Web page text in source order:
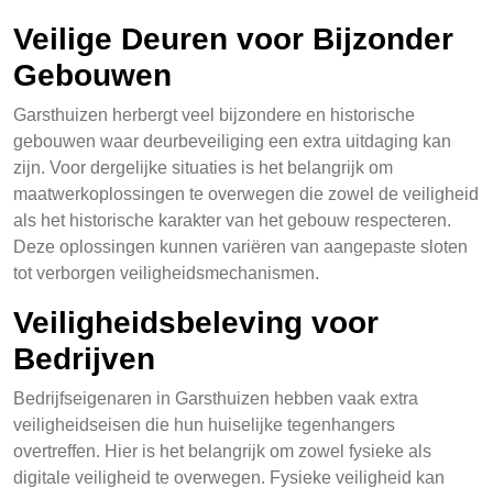
Veilige Deuren voor Bijzonder
Gebouwen
Garsthuizen herbergt veel bijzondere en historische
gebouwen waar deurbeveiliging een extra uitdaging kan
zijn. Voor dergelijke situaties is het belangrijk om
maatwerkoplossingen te overwegen die zowel de veiligheid
als het historische karakter van het gebouw respecteren.
Deze oplossingen kunnen variëren van aangepaste sloten
tot verborgen veiligheidsmechanismen.
Veiligheidsbeleving voor
Bedrijven
Bedrijfseigenaren in Garsthuizen hebben vaak extra
veiligheidseisen die hun huiselijke tegenhangers
overtreffen. Hier is het belangrijk om zowel fysieke als
digitale veiligheid te overwegen. Fysieke veiligheid kan